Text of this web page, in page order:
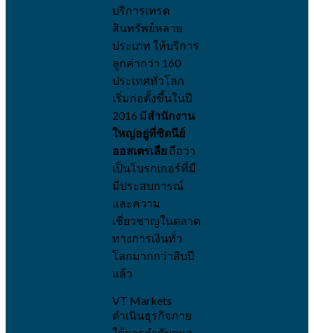
บริการเทรด
สินทรัพย์หลาย
ประเภท ให้บริการ
ลูกค่ากว่า 160
ประเทศทั่วโลก
เริ่มก่อตั้งขึ้นในปี
2016 มีสำนักงาน
ใหญ่อยู่ที่ซิดนีย์
ออสเตรเลีย ถือว่า
เป็นโบรกเกอร์ที่มี
มีประสบการณ์
และความ
เชี่ยวชาญในตลาด
ทางการเงินทั่ว
โลกมากกว่าสิบปี
แล้ว
VT Markets
ดำเนินธุรกิจภาย